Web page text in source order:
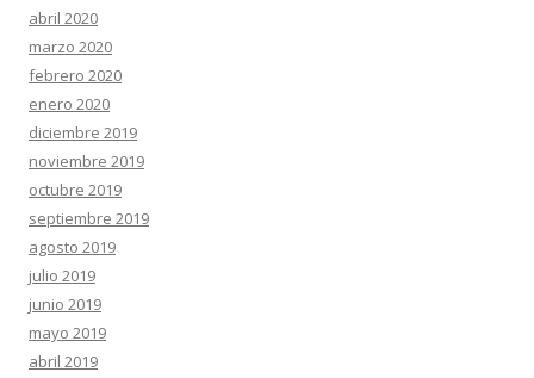
abril 2020
marzo 2020
febrero 2020
enero 2020
diciembre 2019
noviembre 2019
octubre 2019
septiembre 2019
agosto 2019
julio 2019
junio 2019
mayo 2019
abril 2019